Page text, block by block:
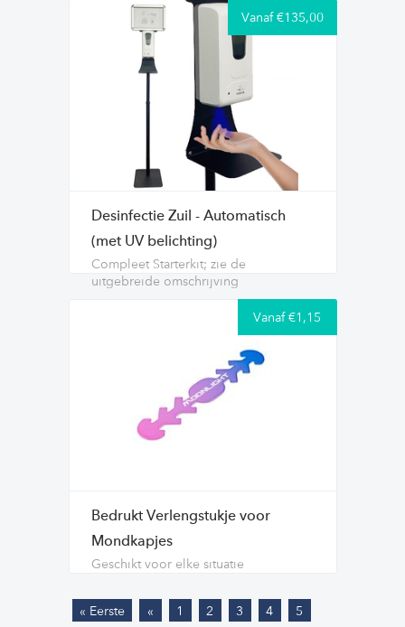
Vanaf €135,00
Desinfectie Zuil - Automatisch
(met UV belichting)
Compleet Starterkit; zie de
uitgebreide omschrijving
Vanaf €1,15
Bedrukt Verlengstukje voor
Mondkapjes
Geschikt voor elke situatie
« Eerste « 1 2 3 4
5